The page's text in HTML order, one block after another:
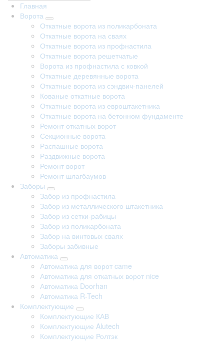
Главная
Ворота
Откатные ворота из поликарбоната
Откатные ворота на сваях
Откатные ворота из профнастила
Откатные ворота решетчатые
Ворота из профнастила с ковкой
Откатные деревянные ворота
Откатные ворота из сэндвич-панелей
Кованые откатные ворота
Откатные ворота из евроштакетника
Откатные ворота на бетонном фундаменте
Ремонт откатных ворот
Секционные ворота
Распашные ворота
Раздвижные ворота
Ремонт ворот
Ремонт шлагбаумов
Заборы
Забор из профнастила
Забор из металлического штакетника
Забор из сетки-рабицы
Забор из поликарбоната
Забор на винтовых сваях
Заборы забивные
Автоматика
Автоматика для ворот came
Автоматика для откатных ворот nice
Автоматика Doorhan
Автоматика R-Tech
Комплектующие
Комплектующие КАВ
Комплектующие Alutech
Комплектующие Ролтэк